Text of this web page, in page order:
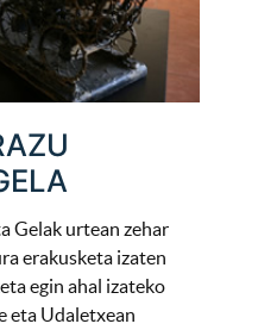
Gelak urtean zehar
erakusketa izaten
egin ahal izateko
eta Udaletxean